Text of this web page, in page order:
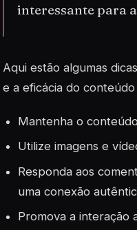
interessante para
Aqui estão algumas
e a eficácia do conteúdo
Mantenha o
Utilize imagens e
Responda aos
uma conexão
Promova a interação